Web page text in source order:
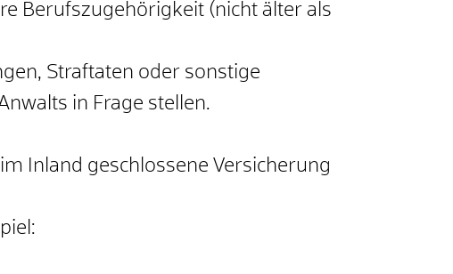
Berufszugehörigkeit (nicht älter als
Straftaten oder sonstige
in Frage stellen.
Inland geschlossene Versicherung